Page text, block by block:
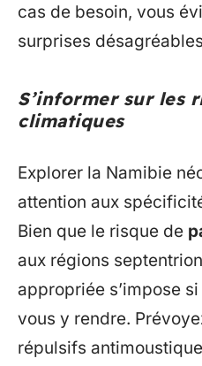
cas de besoin, vous
surprises
S’informer sur les
climatiques
Explorer la Namibie
attention aux
Bien que le risque de
aux régions
appropriée s’impose
vous y rendre.
répulsifs